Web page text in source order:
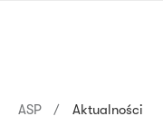
Ścieżka
ASP Aktualności